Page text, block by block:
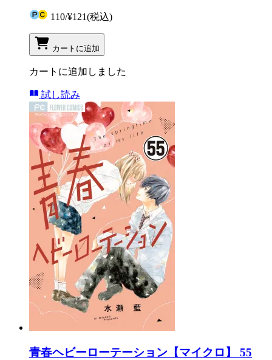
110/¥121(税込)
カートに追加
カートに追加しました
試し読み
青春ヘビーローテーション【マイクロ】 55